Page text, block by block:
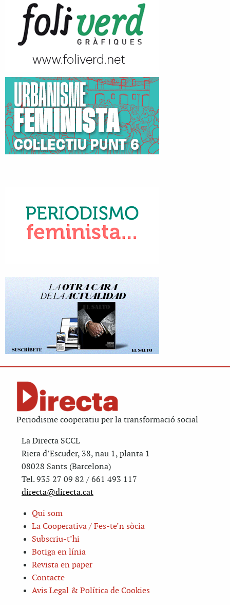
Periodisme cooperatiu per la transformació social
La Directa SCCL
Riera d’Escuder, 38, nau 1, planta 1
08028 Sants (Barcelona)
Tel. 935 27 09 82 / 661 493 117
directa@directa.cat
Qui som
La Cooperativa / Fes-te’n sòcia
Subscriu-t’hi
Botiga en línia
Revista en paper
Contacte
Avis Legal & Política de Cookies